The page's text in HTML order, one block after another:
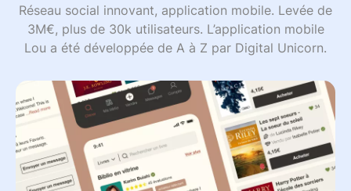
Réseau social innovant, application mobile. Levée de
3M€, plus de 30k utilisateurs. L’application mobile
Lou a été développée de A à Z par Digital Unicorn.